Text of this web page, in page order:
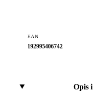
EAN
192995406742
Opis